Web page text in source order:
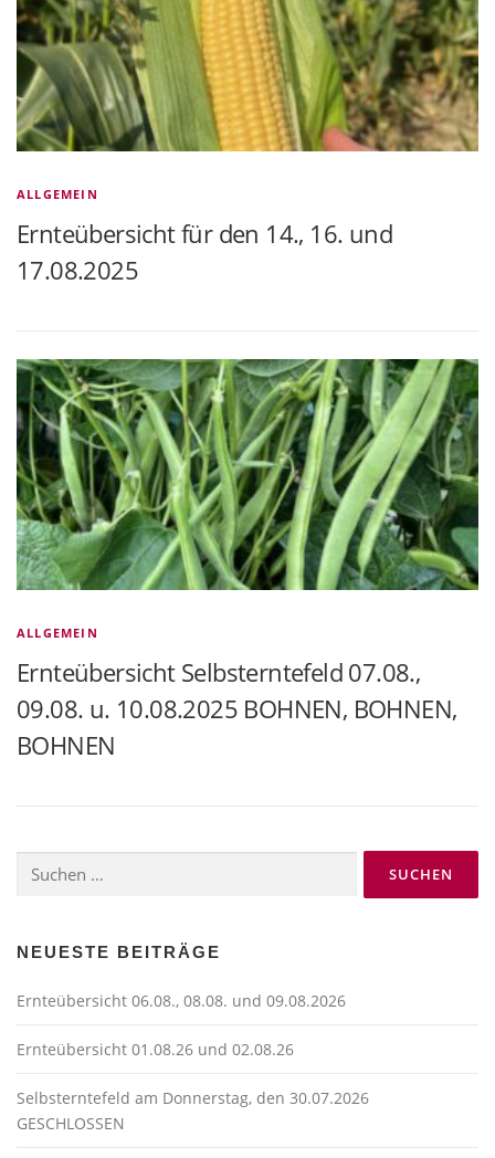
ALLGEMEIN
Ernteübersicht für den 14., 16. und
17.08.2025
ALLGEMEIN
Ernteübersicht Selbsterntefeld 07.08.,
09.08. u. 10.08.2025 BOHNEN, BOHNEN,
BOHNEN
nach:
NEUESTE BEITRÄGE
Ernteübersicht 06.08., 08.08. und 09.08.2026
Ernteübersicht 01.08.26 und 02.08.26
Selbsterntefeld am Donnerstag, den 30.07.2026
GESCHLOSSEN